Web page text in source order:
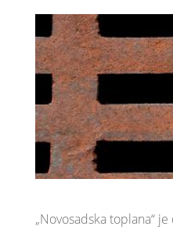
„Novosadska toplana“